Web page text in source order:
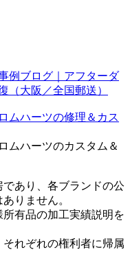
例ブログ｜アフターダ
（大阪／全国郵送）
ムハーツの修理＆カス
ムハーツのカスタム＆
あり、各ブランドの公
りません。
有品の加工実績説明を
れぞれの権利者に帰属